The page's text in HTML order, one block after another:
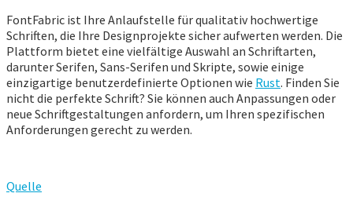
FontFabric ist Ihre Anlaufstelle für qualitativ hochwertige
Schriften, die Ihre Designprojekte sicher aufwerten werden. Die
Plattform bietet eine vielfältige Auswahl an Schriftarten,
darunter Serifen, Sans-Serifen und Skripte, sowie einige
einzigartige benutzerdefinierte Optionen wie Rust. Finden Sie
nicht die perfekte Schrift? Sie können auch Anpassungen oder
neue Schriftgestaltungen anfordern, um Ihren spezifischen
Anforderungen gerecht zu werden.
Quelle